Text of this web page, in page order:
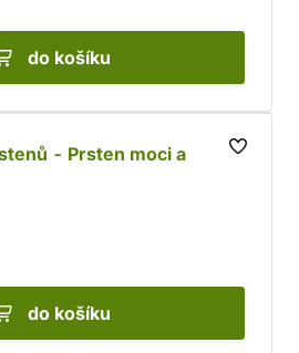
do košíku
- Prsten moci a
do košíku